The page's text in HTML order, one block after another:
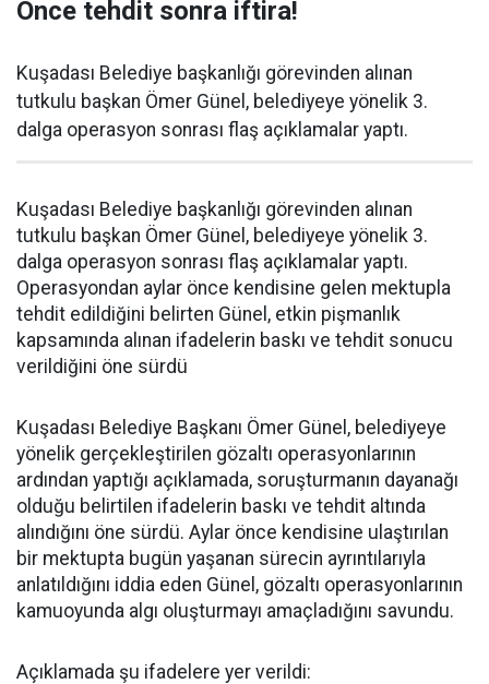
Önce tehdit sonra iftira!
Kuşadası Belediye başkanlığı görevinden alınan
tutkulu başkan Ömer Günel, belediyeye yönelik 3.
dalga operasyon sonrası flaş açıklamalar yaptı.
Kuşadası Belediye başkanlığı görevinden alınan
tutkulu başkan Ömer Günel, belediyeye yönelik 3.
dalga operasyon sonrası flaş açıklamalar yaptı.
Operasyondan aylar önce kendisine gelen mektupla
tehdit edildiğini belirten Günel, etkin pişmanlık
kapsamında alınan ifadelerin baskı ve tehdit sonucu
verildiğini öne sürdü
Kuşadası Belediye Başkanı Ömer Günel, belediyeye
yönelik gerçekleştirilen gözaltı operasyonlarının
ardından yaptığı açıklamada, soruşturmanın dayanağı
olduğu belirtilen ifadelerin baskı ve tehdit altında
alındığını öne sürdü. Aylar önce kendisine ulaştırılan
bir mektupta bugün yaşanan sürecin ayrıntılarıyla
anlatıldığını iddia eden Günel, gözaltı operasyonlarının
kamuoyunda algı oluşturmayı amaçladığını savundu.
Açıklamada şu ifadelere yer verildi: